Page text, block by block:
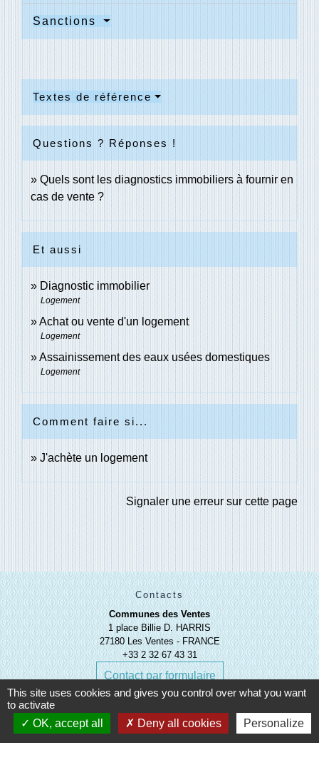
Sanctions
Textes de référence
Questions ? Réponses !
Quels sont les diagnostics immobiliers à fournir en
cas de vente ?
Et aussi
Diagnostic immobilier
Logement
Achat ou vente d'un logement
Logement
Assainissement des eaux usées domestiques
Logement
Comment faire si...
J'achète un logement
Signaler une erreur sur cette page
Contacts
Communes des Ventes
1 place Billie D. HARRIS
27180 Les Ventes - FRANCE
+33 2 32 67 43 31
Contact par formulaire
This site uses cookies and gives you control over what you want
to activate
OK, accept all
Deny all cookies Personalize